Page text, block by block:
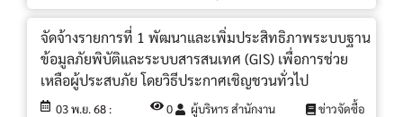
จัดจ้างรายการที่ 1 พัฒนาและเพิ่มประสิทธิภาพระบบฐาน
ข้อมูลภัยพิบัติและระบบสารสนเทศ (GIS) เพื่อการช่วย
เหลือผู้ประสบภัย โดยวิธีประกาศเชิญชวนทั่วไป
03 พ.ย. 68 :
0
ผู้บริหาร สำนักงาน
ข่าวจัดซื้อ